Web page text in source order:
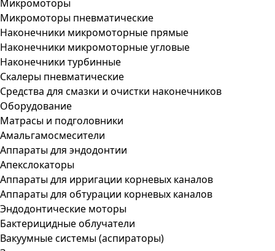
Микромоторы
Микромоторы пневматические
Наконечники микромоторные прямые
Наконечники микромоторные угловые
Наконечники турбинные
Скалеры пневматические
Средства для смазки и очистки наконечников
Оборудование
Матрасы и подголовники
Амальгамосмесители
Аппараты для эндодонтии
Апекслокаторы
Аппараты для ирригации корневых каналов
Аппараты для обтурации корневых каналов
Эндодонтические моторы
Бактерицидные облучатели
Вакуумные системы (аспираторы)